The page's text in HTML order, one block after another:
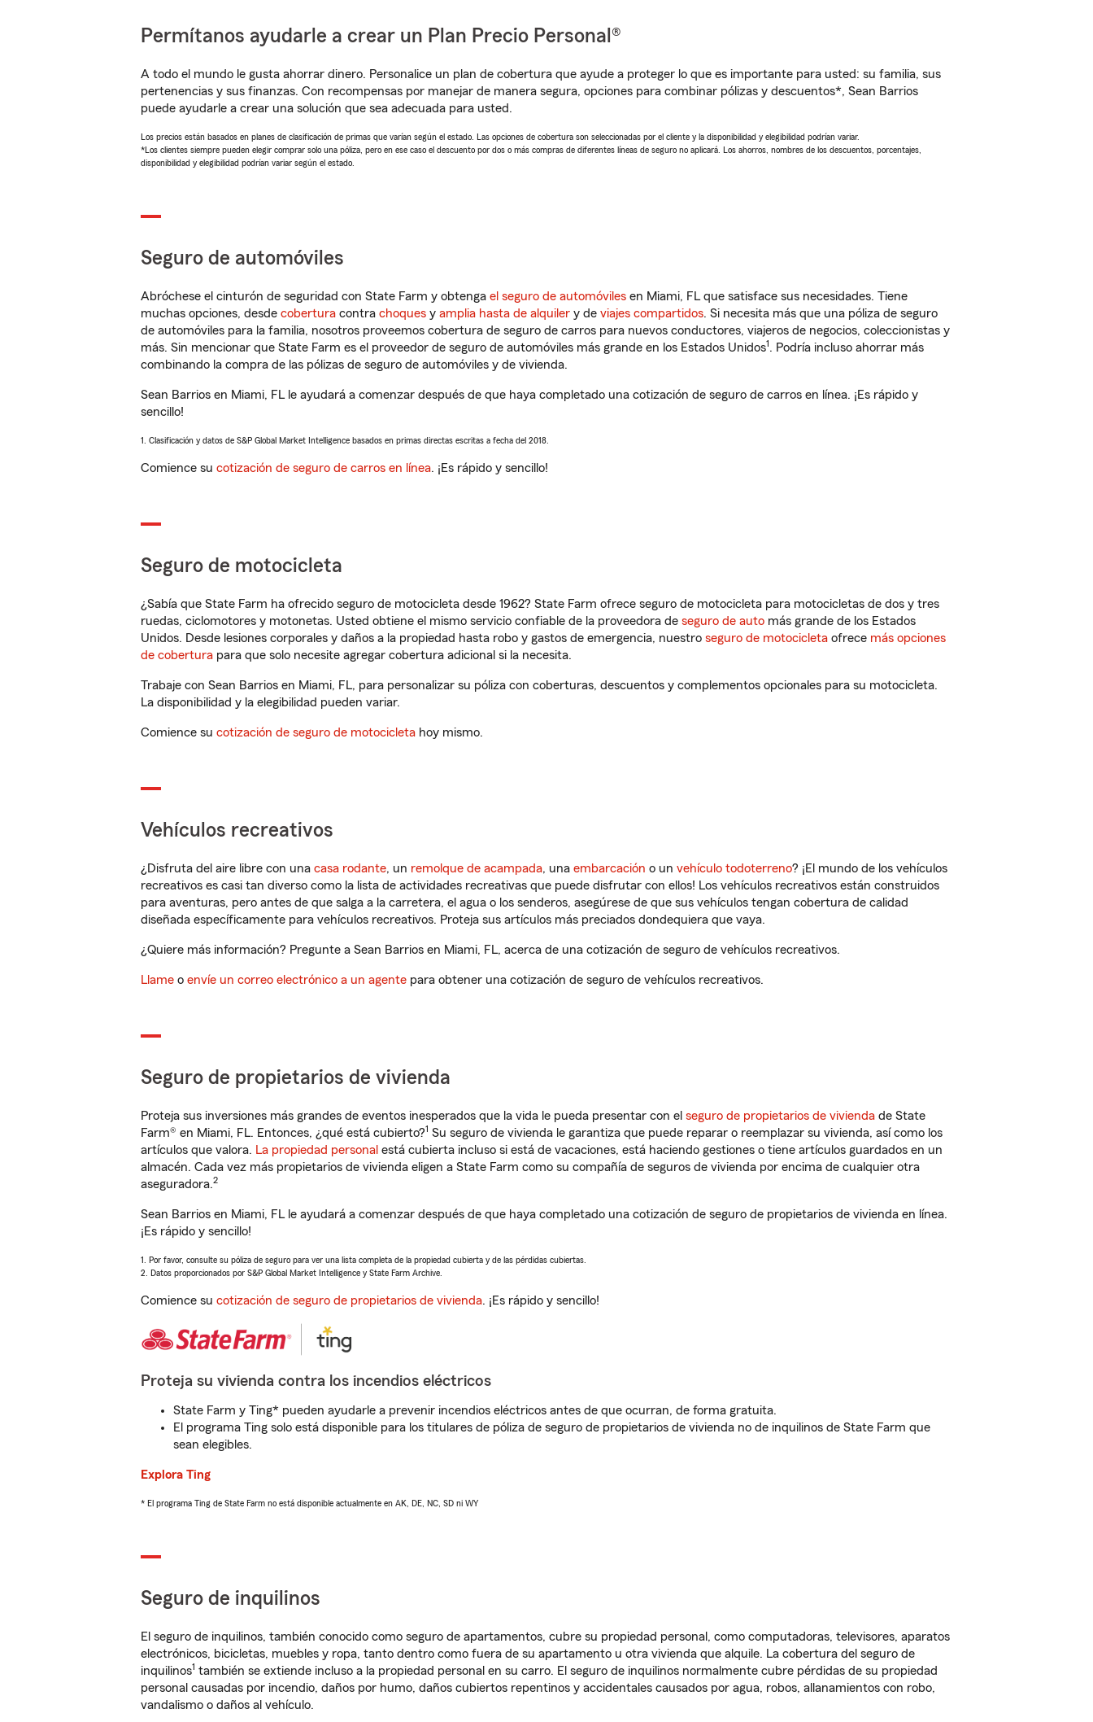
Permítanos ayudarle a crear un Plan Precio Personal®
A todo el mundo le gusta ahorrar dinero. Personalice un plan de cobertura que ayude a proteger lo que es importante para usted: su familia, sus
pertenencias y sus finanzas. Con recompensas por manejar de manera segura, opciones para combinar pólizas y descuentos*, Sean Barrios
puede ayudarle a crear una solución que sea adecuada para usted.
Los precios están basados en planes de clasificación de primas que varían según el estado. Las opciones de cobertura son seleccionadas por el cliente y la disponibilidad y elegibilidad podrían variar.
*Los clientes siempre pueden elegir comprar solo una póliza, pero en ese caso el descuento por dos o más compras de diferentes líneas de seguro no aplicará. Los ahorros, nombres de los descuentos, porcentajes,
disponibilidad y elegibilidad podrían variar según el estado.
Seguro de automóviles
Abróchese el cinturón de seguridad con State Farm y obtenga el seguro de automóviles en Miami, FL que satisface sus necesidades. Tiene
muchas opciones, desde cobertura contra choques y amplia hasta de alquiler y de viajes compartidos. Si necesita más que una póliza de seguro
de automóviles para la familia, nosotros proveemos cobertura de seguro de carros para nuevos conductores, viajeros de negocios, coleccionistas y
más. Sin mencionar que State Farm es el proveedor de seguro de automóviles más grande en los Estados Unidos1. Podría incluso ahorrar más
combinando la compra de las pólizas de seguro de automóviles y de vivienda.
Sean Barrios en Miami, FL le ayudará a comenzar después de que haya completado una cotización de seguro de carros en línea. ¡Es rápido y
sencillo!
1. Clasificación y datos de S&P Global Market Intelligence basados en primas directas escritas a fecha del 2018.
Comience su cotización de seguro de carros en línea. ¡Es rápido y sencillo!
Seguro de motocicleta
¿Sabía que State Farm ha ofrecido seguro de motocicleta desde 1962? State Farm ofrece seguro de motocicleta para motocicletas de dos y tres
ruedas, ciclomotores y motonetas. Usted obtiene el mismo servicio confiable de la proveedora de seguro de auto más grande de los Estados
Unidos. Desde lesiones corporales y daños a la propiedad hasta robo y gastos de emergencia, nuestro seguro de motocicleta ofrece más opciones
de cobertura para que solo necesite agregar cobertura adicional si la necesita.
Trabaje con Sean Barrios en Miami, FL, para personalizar su póliza con coberturas, descuentos y complementos opcionales para su motocicleta.
La disponibilidad y la elegibilidad pueden variar.
Comience su cotización de seguro de motocicleta hoy mismo.
Vehículos recreativos
¿Disfruta del aire libre con una casa rodante, un remolque de acampada, una embarcación o un vehículo todoterreno? ¡El mundo de los vehículos
recreativos es casi tan diverso como la lista de actividades recreativas que puede disfrutar con ellos! Los vehículos recreativos están construidos
para aventuras, pero antes de que salga a la carretera, el agua o los senderos, asegúrese de que sus vehículos tengan cobertura de calidad
diseñada específicamente para vehículos recreativos. Proteja sus artículos más preciados dondequiera que vaya.
¿Quiere más información? Pregunte a Sean Barrios en Miami, FL, acerca de una cotización de seguro de vehículos recreativos.
Llame o envíe un correo electrónico a un agente para obtener una cotización de seguro de vehículos recreativos.
Seguro de propietarios de vivienda
Proteja sus inversiones más grandes de eventos inesperados que la vida le pueda presentar con el seguro de propietarios de vivienda de State
Farm® en Miami, FL. Entonces, ¿qué está cubierto?1 Su seguro de vivienda le garantiza que puede reparar o reemplazar su vivienda, así como los
artículos que valora. La propiedad personal está cubierta incluso si está de vacaciones, está haciendo gestiones o tiene artículos guardados en un
almacén. Cada vez más propietarios de vivienda eligen a State Farm como su compañía de seguros de vivienda por encima de cualquier otra
aseguradora.2
Sean Barrios en Miami, FL le ayudará a comenzar después de que haya completado una cotización de seguro de propietarios de vivienda en línea.
¡Es rápido y sencillo!
1. Por favor, consulte su póliza de seguro para ver una lista completa de la propiedad cubierta y de las pérdidas cubiertas.
2. Datos proporcionados por S&P Global Market Intelligence y State Farm Archive.
Comience su cotización de seguro de propietarios de vivienda. ¡Es rápido y sencillo!
Proteja su vivienda contra los incendios eléctricos
State Farm y Ting* pueden ayudarle a prevenir incendios eléctricos antes de que ocurran, de forma gratuita.
El programa Ting solo está disponible para los titulares de póliza de seguro de propietarios de vivienda no de inquilinos de State Farm que
sean elegibles.
Explora Ting
* El programa Ting de State Farm no está disponible actualmente en AK, DE, NC, SD ni WY
Seguro de inquilinos
El seguro de inquilinos, también conocido como seguro de apartamentos, cubre su propiedad personal, como computadoras, televisores, aparatos
electrónicos, bicicletas, muebles y ropa, tanto dentro como fuera de su apartamento u otra vivienda que alquile. La cobertura del seguro de
inquilinos1 también se extiende incluso a la propiedad personal en su carro. El seguro de inquilinos normalmente cubre pérdidas de su propiedad
personal causadas por incendio, daños por humo, daños cubiertos repentinos y accidentales causados por agua, robos, allanamientos con robo,
vandalismo o daños al vehículo.